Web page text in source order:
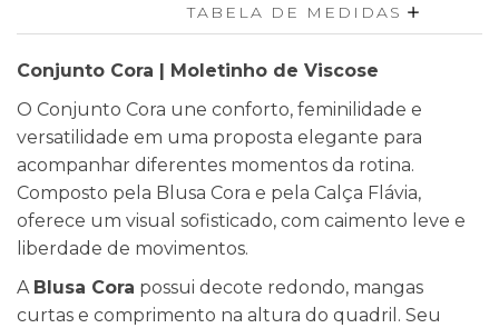
TABELA DE MEDIDAS
Conjunto Cora | Moletinho de Viscose
O Conjunto Cora une conforto, feminilidade e
versatilidade em uma proposta elegante para
acompanhar diferentes momentos da rotina.
Composto pela Blusa Cora e pela Calça Flávia,
oferece um visual sofisticado, com caimento leve e
liberdade de movimentos.
A Blusa Cora possui decote redondo, mangas
curtas e comprimento na altura do quadril. Seu